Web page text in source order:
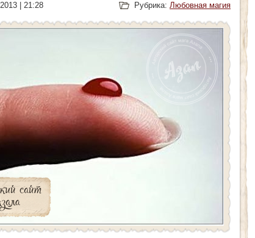
| 21:28 Рубрика: Любовная магия